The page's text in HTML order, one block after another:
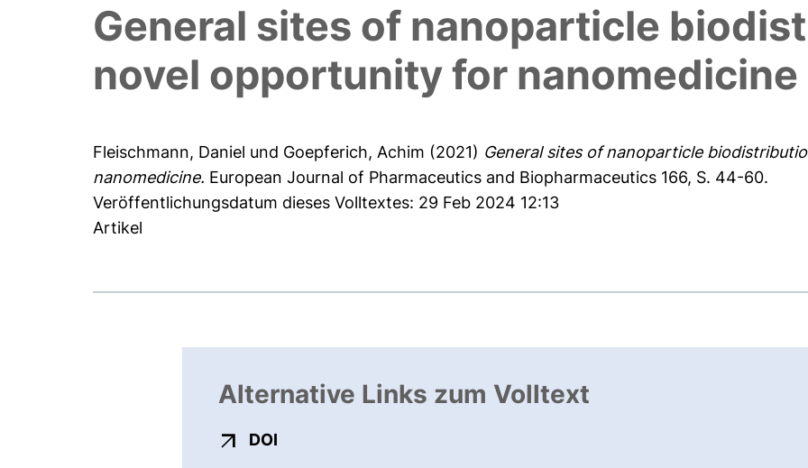
General sites of nanoparticle
novel opportunity for nanomedicine
Fleischmann, Daniel und Goepferich, Achim (2021) General sites of nanoparticle
nanomedicine. European Journal of Pharmaceutics and Biopharmaceutics 166, S. 44-60.
Veröffentlichungsdatum dieses Volltextes: 29 Feb 2024 12:13
Artikel
Alternative Links zum Volltext
DOI